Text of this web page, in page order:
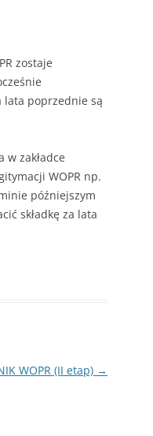
zostaje
lata poprzednie są
w zakładce
WOPR np.
późniejszym
składkę za lata
WOPR (II etap) →